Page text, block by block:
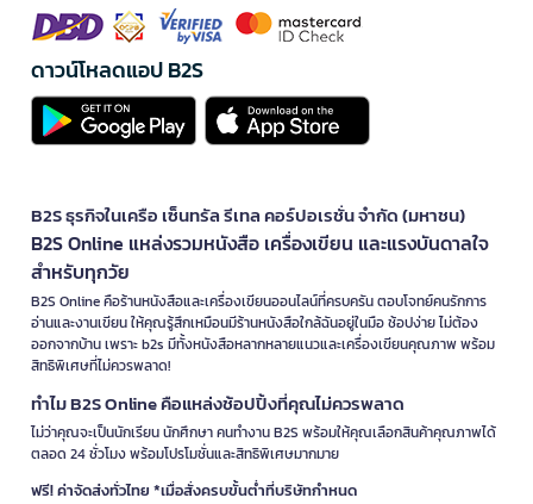
ดาวน์โหลดแอป B2S
B2S ธุรกิจในเครือ เซ็นทรัล รีเทล คอร์ปอเรชั่น จำกัด (มหาชน)
B2S Online แหล่งรวมหนังสือ เครื่องเขียน และแรงบันดาลใจ
สำหรับทุกวัย
B2S Online คือร้านหนังสือและเครื่องเขียนออนไลน์ที่ครบครัน ตอบโจทย์คนรักการ
อ่านและงานเขียน ให้คุณรู้สึกเหมือนมีร้านหนังสือใกล้ฉันอยู่ในมือ ช้อปง่าย ไม่ต้อง
ออกจากบ้าน เพราะ b2s มีทั้งหนังสือหลากหลายแนวและเครื่องเขียนคุณภาพ พร้อม
สิทธิพิเศษที่ไม่ควรพลาด!
ทำไม B2S Online คือแหล่งช้อปปิ้งที่คุณไม่ควรพลาด
ไม่ว่าคุณจะเป็นนักเรียน นักศึกษา คนทำงาน B2S พร้อมให้คุณเลือกสินค้าคุณภาพได้
ตลอด 24 ชั่วโมง พร้อมโปรโมชั่นและสิทธิพิเศษมากมาย
ฟรี! ค่าจัดส่งทั่วไทย *เมื่อสั่งครบขั้นต่ำที่บริษัทกำหนด